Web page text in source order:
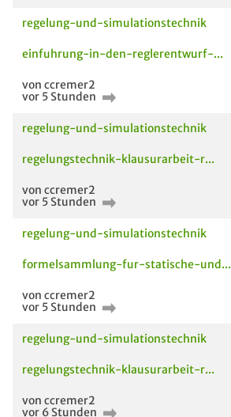
regelung-und-simulationstechnik
einfuhrung-in-den-reglerentwurf-...
von ccremer2
vor 5 Stunden
regelung-und-simulationstechnik
regelungstechnik-klausurarbeit-r...
von ccremer2
vor 5 Stunden
regelung-und-simulationstechnik
formelsammlung-fur-statische-und...
von ccremer2
vor 5 Stunden
regelung-und-simulationstechnik
regelungstechnik-klausurarbeit-r...
von ccremer2
vor 6 Stunden